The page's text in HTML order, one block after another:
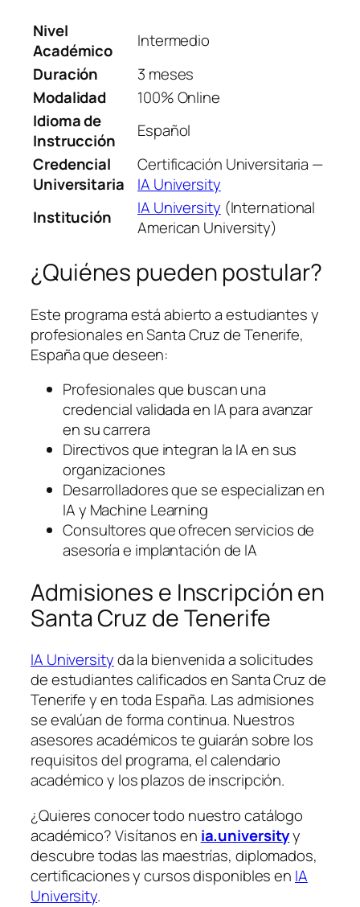
Nivel
Académico
Intermedio
Duración
3 meses
Modalidad
100% Online
Idioma de
Instrucción
Español
Credencial
Universitaria
Certificación Universitaria —
IA University
Institución
IA University (International
American University)
¿Quiénes pueden postular?
Este programa está abierto a estudiantes y
profesionales en Santa Cruz de Tenerife,
España que deseen:
Profesionales que buscan una
credencial validada en IA para avanzar
en su carrera
Directivos que integran la IA en sus
organizaciones
Desarrolladores que se especializan en
IA y Machine Learning
Consultores que ofrecen servicios de
asesoría e implantación de IA
Admisiones e Inscripción en
Santa Cruz de Tenerife
IA Universityda la bienvenida a solicitudes
de estudiantes calificados en Santa Cruz de
Tenerife y en toda España. Las admisiones
se evalúan de forma continua. Nuestros
asesores académicos te guiarán sobre los
requisitos del programa, el calendario
académico y los plazos de inscripción.
¿Quieres conocer todo nuestro catálogo
académico? Visítanos en ia.universityy
descubre todas las maestrías, diplomados,
certificaciones y cursos disponibles en IA
University.